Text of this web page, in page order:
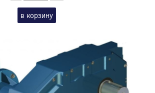
в корзину